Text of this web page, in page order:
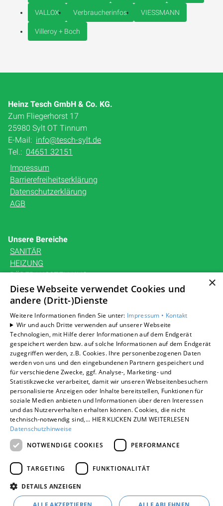
VALLOX Verbraucherinfos VIESSMANN
Villeroy + Boch
Heinz Tesch GmbH & Co. KG.
Zum Fliegerhorst 17
25980 Sylt OT Tinnum
E-Mail: info@tesch-sylt.de
Tel.: 04651 32151
Impressum
Barrierefreiheitserklärung
Datenschutzerklärung
AGB
Unsere Bereiche
SANITÄR
HEIZUNG
BÄDERAUSSTELLUNG
KARRIERE
UNTERNEHMEN
KONTAKT
Um externe HTML-Inhalte anzuzeigen, benötigen wir
Ihre Einwilligung.
Weitere Informationen finden Sie in unserer
Datenschutzerklärung.
Cookie-Einstellungen öffnen
×
Diese Webseite verwendet Cookies und
andere (Dritt-)Dienste
Weitere Informationen finden Sie unter: Impressum • Kontakt
Wir und auch Dritte verwenden auf unserer Webseite
Technologien, mit Hilfe derer Informationen auf dem Endgerät
gespeichert werden bzw. auf solche Informationen auf dem Endgerät
zugegriffen werden, z.B. Cookies. Ihre personenbezogenen Daten
werden von uns und den eingebundenen Partnern gespeichert und
für verschiedene Zwecke, ggf. Analyse-, Marketing- und
Statistikzwecke verarbeitet, damit wir unseren Webseitenbesuchern
personalisierte Anzeigen oder Inhalte bereitstellen, Funktionen für
soziale Medien anbieten und Informationen über deren Interessen
und das Nutzerverhalten erhalten können. Cookies, die nicht
technisch-notwendig sind,... HIER KLICKEN ZUM WEITERLESEN
Datenschutzhinweise
NOTWENDIGE COOKIES
PERFORMANCE
TARGETING FUNKTIONALITÄT
DETAILS ANZEIGEN